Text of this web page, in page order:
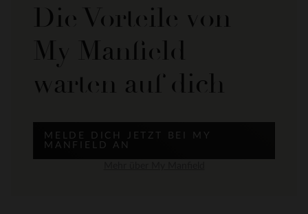
Die Vorteile von
My Manfield
warten auf dich
MELDE DICH JETZT BEI MY
MANFIELD AN